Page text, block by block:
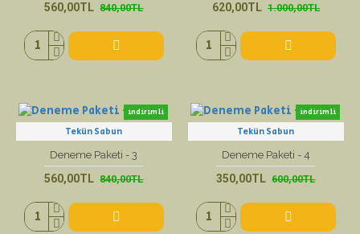
560,00TL 840,00TL 620,00TL 1.000,00TL
indirimli
Tekün Sabun
Deneme Paketi - 3
560,00TL 840,00TL
indirimli
Tekün Sabun
Deneme Paketi - 4
350,00TL 600,00TL